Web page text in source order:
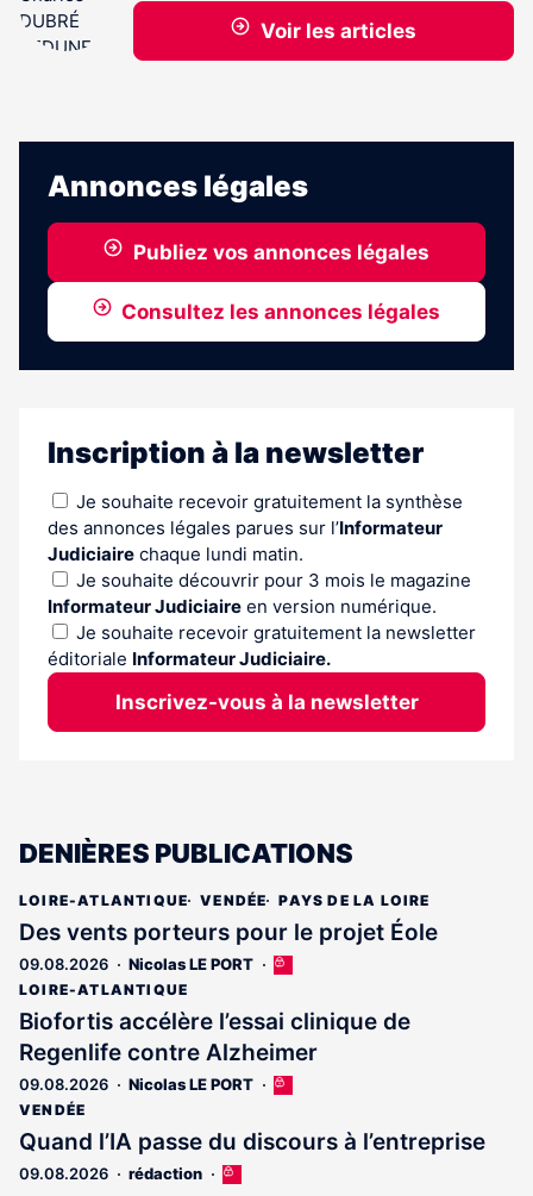
Voir les articles
Annonces légales
Publiez vos annonces légales
Consultez les annonces légales
Inscription à la newsletter
Je souhaite recevoir gratuitement la synthèse
des annonces légales parues sur l’Informateur
Judiciaire chaque lundi matin.
Je souhaite découvrir pour 3 mois le magazine
Informateur Judiciaire en version numérique.
Je souhaite recevoir gratuitement la newsletter
éditoriale Informateur Judiciaire.
Inscrivez-vous à la newsletter
DENIÈRES PUBLICATIONS
LOIRE-ATLANTIQUE VENDÉE PAYS DE LA LOIRE
Des vents porteurs pour le projet Éole
09.08.2026 Nicolas LE PORT
Cet
est
réservé
aux
abonnés
LOIRE-ATLANTIQUE
Biofortis accélère l’essai clinique de
Regenlife contre Alzheimer
09.08.2026 Nicolas LE PORT
Cet
réservé
VENDÉE
Quand l’IA passe du discours à l’entreprise
09.08.2026 rédaction
Cet